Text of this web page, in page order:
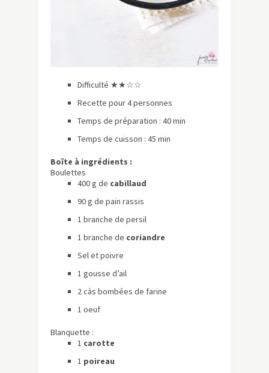
Difficulté ★★☆☆
Recette pour 4 personnes
Temps de préparation : 40 min
Temps de cuisson : 45 min
Boîte à ingrédients :
Boulettes
400 g de cabillaud
90 g de pain rassis
1 branche de persil
1 branche de coriandre
Sel et poivre
1 gousse d’ail
2 càs bombées de farine
1 oeuf
Blanquette :
1 carotte
1 poireau